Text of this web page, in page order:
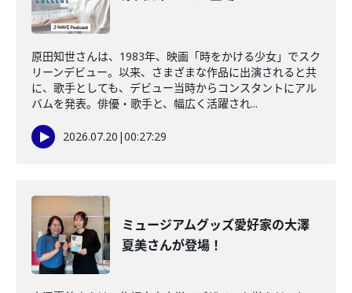
原田知世さんは、1983年、映画「時をかける少女」でスク
リーンデビュー。以来、さまざまな作品に出演されると共
に、歌手としても、デビュー当時からコンスタントにアル
バムを発表。俳優・歌手と、幅広く活躍され...
2026.07.20 |00:27:29
ミュージアムグッズ愛好家の大澤
夏美さんが登場！